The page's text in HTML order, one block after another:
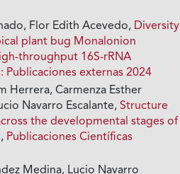
Flor Edith Acevedo, Diversity
plant bug Monalonion
throughput 16S-rRNA
Publicaciones externas 2024
Herrera, Carmenza Esther
Navarro Escalante,Structure
the developmental stages of
, Publicaciones Científicas
Medina, Lucio Navarro